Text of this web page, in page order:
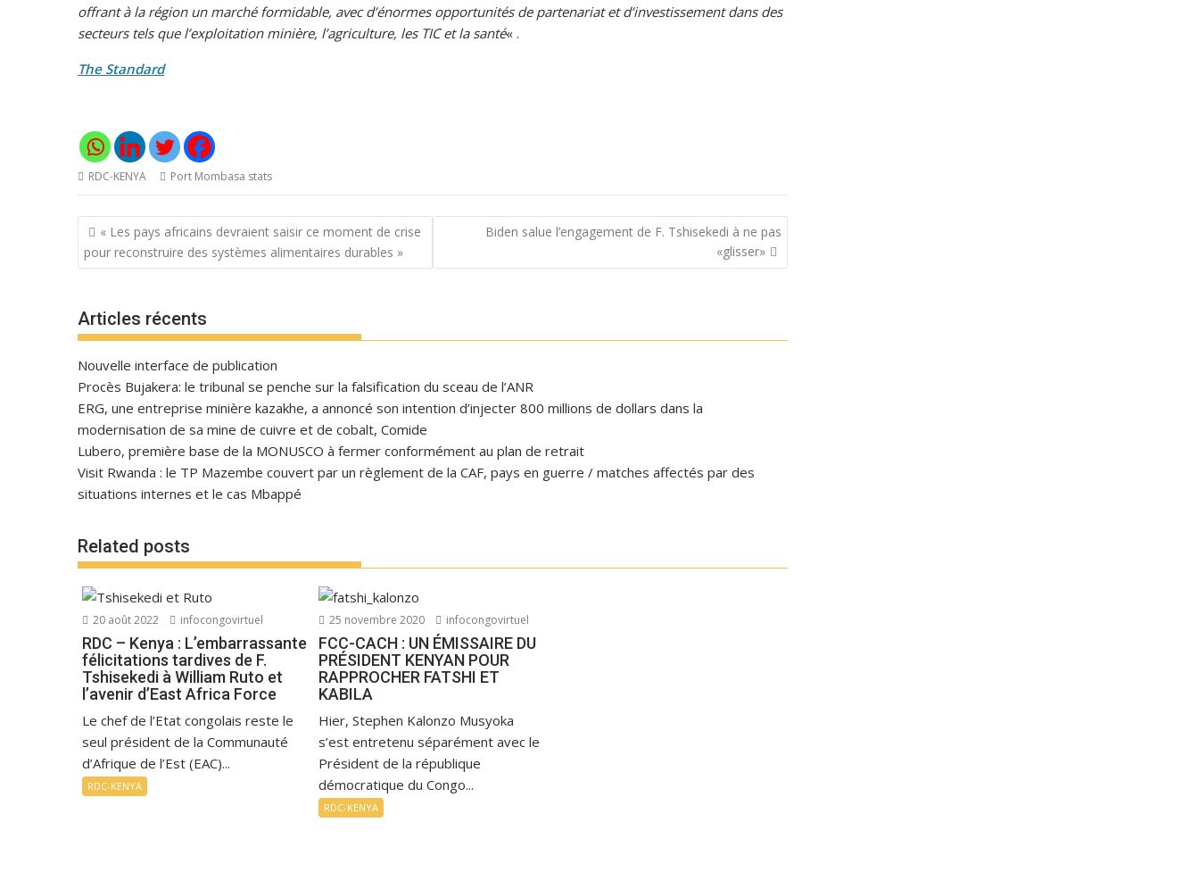
offrant à la région un marché formidable, avec d’énormes opportunités de partenariat et d’investissement dans des
secteurs tels que l’exploitation minière, l’agriculture, les TIC et la santé« .
The Standard
RDC-KENYA Port Mombasa stats
Navigation
de
l’article
« Les pays africains devraient saisir ce moment de crise
pour reconstruire des systèmes alimentaires durables »
Biden salue l’engagement de F. Tshisekedi à ne pas
«glisser»
Articles récents
Nouvelle interface de publication
Procès Bujakera: le tribunal se penche sur la falsification du sceau de l’ANR
ERG, une entreprise minière kazakhe, a annoncé son intention d’injecter 800 millions de dollars dans la
modernisation de sa mine de cuivre et de cobalt, Comide
Lubero, première base de la MONUSCO à fermer conformément au plan de retrait
Visit Rwanda : le TP Mazembe couvert par un règlement de la CAF, pays en guerre / matches affectés par des
situations internes et le cas Mbappé
Related posts
20 août 2022 infocongovirtuel
RDC – Kenya : L’embarrassante
félicitations tardives de F.
Tshisekedi à William Ruto et
l’avenir d’East Africa Force
Le chef de l’Etat congolais reste le
seul président de la Communauté
d’Afrique de l’Est (EAC)...
RDC-KENYA
25 novembre 2020 infocongovirtuel
FCC-CACH : UN ÉMISSAIRE DU
PRÉSIDENT KENYAN POUR
RAPPROCHER FATSHI ET
KABILA
Hier, Stephen Kalonzo Musyoka
s’est entretenu séparément avec le
Président de la république
démocratique du Congo...
RDC-KENYA